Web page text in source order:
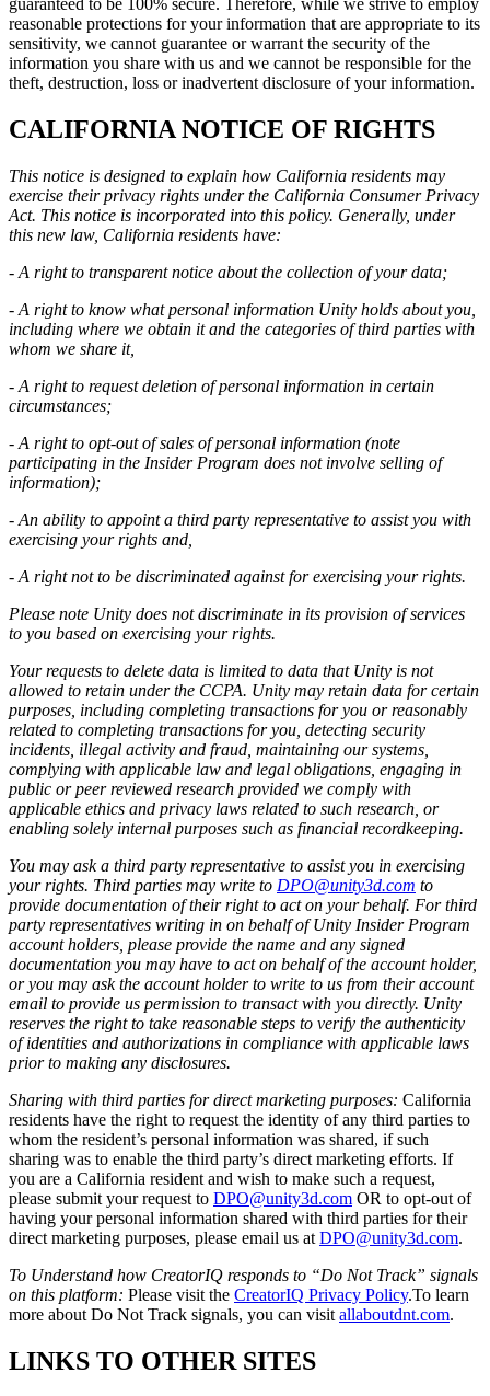
guaranteed to be 100% secure. Therefore, while we strive to employ
reasonable protections for your information that are appropriate to its
sensitivity, we cannot guarantee or warrant the security of the
information you share with us and we cannot be responsible for the
theft, destruction, loss or inadvertent disclosure of your information.
CALIFORNIA NOTICE OF RIGHTS
This notice is designed to explain how California residents may
exercise their privacy rights under the California Consumer Privacy
Act. This notice is incorporated into this policy. Generally, under
this new law, California residents have:
- A right to transparent notice about the collection of your data;
- A right to know what personal information Unity holds about you,
including where we obtain it and the categories of third parties with
whom we share it,
- A right to request deletion of personal information in certain
circumstances;
- A right to opt-out of sales of personal information (note
participating in the Insider Program does not involve selling of
information);
- An ability to appoint a third party representative to assist you with
exercising your rights and,
- A right not to be discriminated against for exercising your rights.
Please note Unity does not discriminate in its provision of services
to you based on exercising your rights.
Your requests to delete data is limited to data that Unity is not
allowed to retain under the CCPA. Unity may retain data for certain
purposes, including completing transactions for you or reasonably
related to completing transactions for you, detecting security
incidents, illegal activity and fraud, maintaining our systems,
complying with applicable law and legal obligations, engaging in
public or peer reviewed research provided we comply with
applicable ethics and privacy laws related to such research, or
enabling solely internal purposes such as financial recordkeeping.
You may ask a third party representative to assist you in exercising
your rights. Third parties may write to DPO@unity3d.com to
provide documentation of their right to act on your behalf. For third
party representatives writing in on behalf of Unity Insider Program
account holders, please provide the name and any signed
documentation you may have to act on behalf of the account holder,
or you may ask the account holder to write to us from their account
email to provide us permission to transact with you directly. Unity
reserves the right to take reasonable steps to verify the authenticity
of identities and authorizations in compliance with applicable laws
prior to making any disclosures.
Sharing with third parties for direct marketing purposes: California
residents have the right to request the identity of any third parties to
whom the resident’s personal information was shared, if such
sharing was to enable the third party’s direct marketing efforts. If
you are a California resident and wish to make such a request,
please submit your request to DPO@unity3d.com OR to opt-out of
having your personal information shared with third parties for their
direct marketing purposes, please email us at DPO@unity3d.com.
To Understand how CreatorIQ responds to “Do Not Track” signals
on this platform: Please visit the CreatorIQ Privacy Policy.To learn
more about Do Not Track signals, you can visit allaboutdnt.com.
LINKS TO OTHER SITES